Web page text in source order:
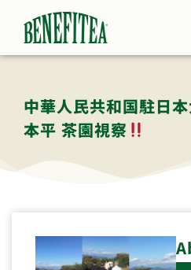
中華人民共和国駐日
本平 茶園視察